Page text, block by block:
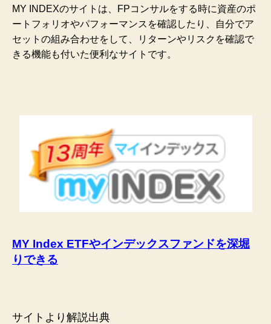
MY INDEXのサイトは、FPコンサルをする時に資産のポ
ートフォリオやパフォーマンスを確認したり、自分でア
セットの組み合わせをして、リターンやリスクを確認で
きる機能も付いた便利なサイトです。
MY Index ETFやインデックスファンドを深堀
りできる
サイトより解説出典